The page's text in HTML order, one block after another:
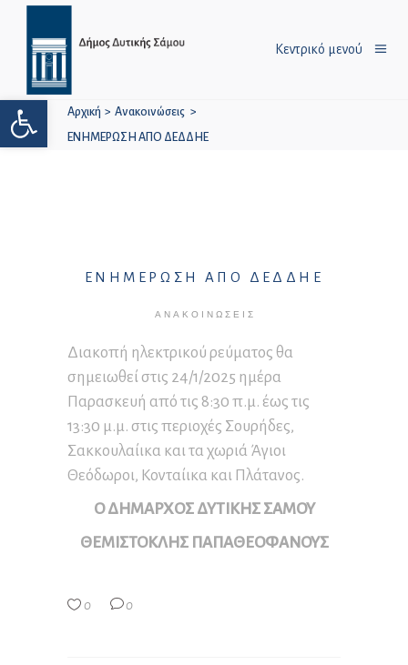
Ανοίξτε τη γραμμή εργαλείων
Κεντρικό μενού
Αρχική > Ανακοινώσεις >
ΕΝΗΜΕΡΩΣΗ ΑΠΟ ΔΕΔΔΗΕ
ΕΝΗΜΕΡΩΣΗ ΑΠΟ ΔΕΔΔΗΕ
ΑΝΑΚΟΙΝΏΣΕΙΣ
Διακοπή ηλεκτρικού ρεύματος θα
σημειωθεί στις 24/1/2025 ημέρα
Παρασκευή από τις 8:30 π.μ. έως τις
13:30 μ.μ. στις περιοχές Σουρήδες,
Σακκουλαίικα και τα χωριά Άγιοι
Θεόδωροι, Κονταίικα και Πλάτανος.
Ο ΔΗΜΑΡΧΟΣ ΔΥΤΙΚΗΣ ΣΑΜΟΥ
ΘΕΜΙΣΤΟΚΛΗΣ ΠΑΠΑΘΕΟΦΑΝΟΥΣ
0 0